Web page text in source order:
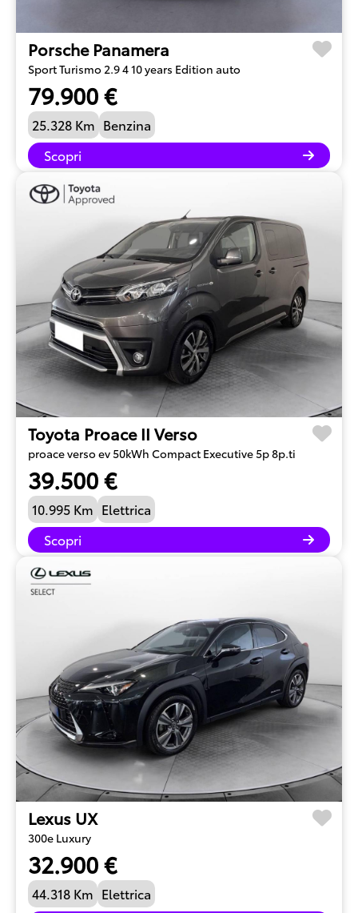
Porsche Panamera
Sport Turismo 2.9 4 10 years Edition auto
79.900 €
25.328 Km Benzina
Scopri
Toyota Proace II Verso
proace verso ev 50kWh Compact Executive 5p 8p.ti
39.500 €
10.995 Km Elettrica
Scopri
Lexus UX
300e Luxury
32.900 €
44.318 Km Elettrica